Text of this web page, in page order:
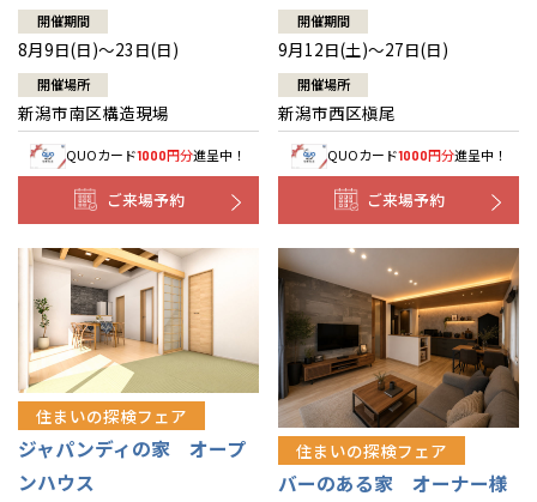
開催期間
8月9日(日)～23日(日)
開催場所
新潟市南区構造現場
QUOカード1000円分進呈中！
ご来場予約
開催期間
9月12日(土)～27日(日)
開催場所
新潟市西区槇尾
QUOカード1000円分進呈中！
ご来場予約
住まいの探検フェア
ジャパンディの家 オープ
ンハウス
住まいの探検フェア
バーのある家 オーナー様